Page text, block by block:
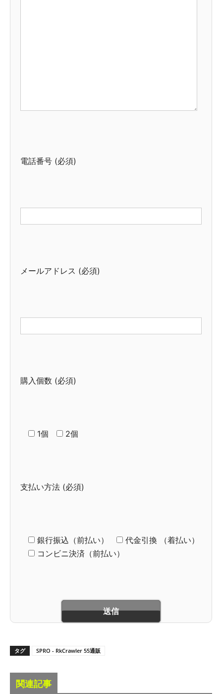
電話番号 (必須)
メールアドレス (必須)
購入個数 (必須)
1個 2個
支払い方法 (必須)
銀行振込（前払い）
代金引換 （着払い）
コンビニ決済（前払い）
タグ SPRO - RkCrawler 55通販
関連記事